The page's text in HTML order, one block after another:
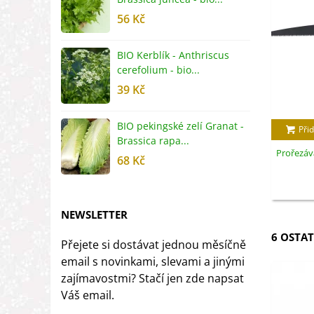
56 Kč
BIO Kerblík - Anthriscus
cerefolium - bio...
39 Kč
BIO pekingské zelí Granat -
Brassica rapa...
68 Kč
NEWSLETTER
Přejete si dostávat jednou měsíčně
email s novinkami, slevami a jinými
zajímavostmi? Stačí jen zde napsat
Váš email.
6